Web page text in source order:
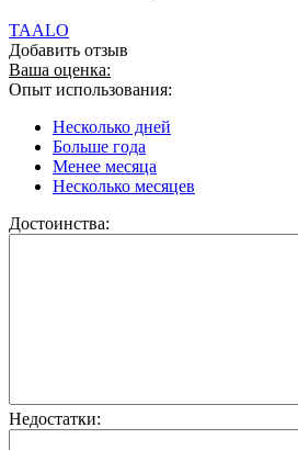
TAALO
Добавить отзыв
Ваша оценка:
Опыт использования:
Несколько дней
Больше года
Менее месяца
Несколько месяцев
Достоинства:
Недостатки: